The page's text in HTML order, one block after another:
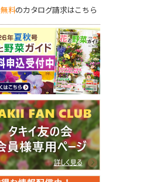
無料のカタログ請求はこちら